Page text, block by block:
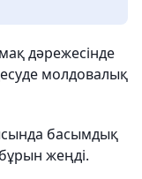
дәрежесінде
молдовалық
басымдық
жеңді.